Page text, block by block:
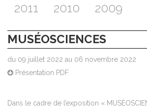
2011
2010 2009
MUSÉOSCIENCES
du 09 juillet 2022 au 06 novembre 2022
Présentation PDF
Dans le cadre de l’exposition «